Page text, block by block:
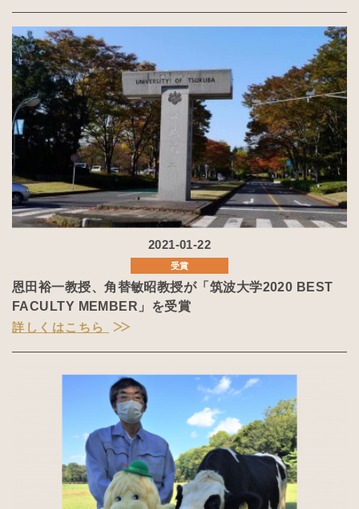
2021-01-22
受賞
恩田裕一教授、角替敏昭教授が「筑波大学2020 BEST
FACULTY MEMBER」を受賞
詳しくはこちら